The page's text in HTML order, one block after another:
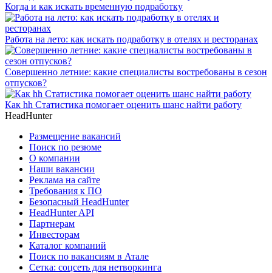
Когда и как искать временную подработку
Работа на лето: как искать подработку в отелях и ресторанах
Совершенно летние: какие специалисты востребованы в сезон
отпусков?
Как hh Статистика помогает оценить шанс найти работу
HeadHunter
Размещение вакансий
Поиск по резюме
О компании
Наши вакансии
Реклама на сайте
Требования к ПО
Безопасный HeadHunter
HeadHunter API
Партнерам
Инвесторам
Каталог компаний
Поиск по вакансиям в Атале
Сетка: соцсеть для нетворкинга